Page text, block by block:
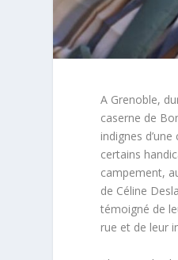
A Grenoble,
caserne de
indignes
certains
campement,
de Céline
témoigné de
rue et de leur